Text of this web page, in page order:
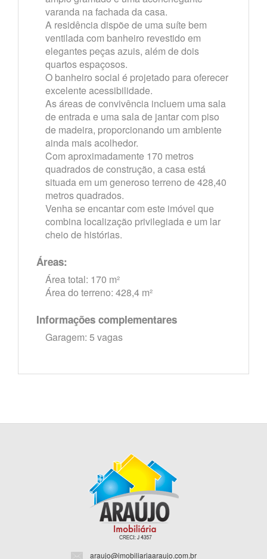
varanda na fachada da casa.
A residência dispõe de uma suíte bem
ventilada com banheiro revestido em
elegantes peças azuis, além de dois
quartos espaçosos.
O banheiro social é projetado para oferecer
excelente acessibilidade.
As áreas de convivência incluem uma sala
de entrada e uma sala de jantar com piso
de madeira, proporcionando um ambiente
ainda mais acolhedor.
Com aproximadamente 170 metros
quadrados de construção, a casa está
situada em um generoso terreno de 428,40
metros quadrados.
Venha se encantar com este imóvel que
combina localização privilegiada e um lar
cheio de histórias.
Áreas:
Área total: 170 m²
Área do terreno: 428,4 m²
Informações complementares
Garagem: 5 vagas
araujo@imobiliariaaraujo.com.br